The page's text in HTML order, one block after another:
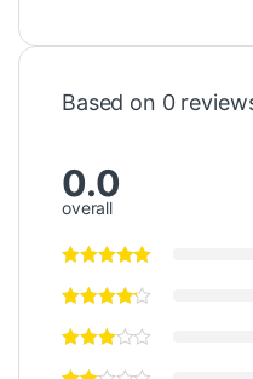
Based on 0
0.0
overall